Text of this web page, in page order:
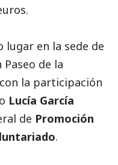
lugar en la sede de
de la
la participación
Lucía García
de Promoción
.